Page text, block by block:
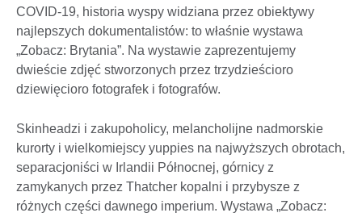
COVID-19, historia wyspy widziana przez obiektywy
najlepszych dokumentalistów: to właśnie wystawa
„Zobacz: Brytania”. Na wystawie zaprezentujemy
dwieście zdjęć stworzonych przez trzydzieścioro
dziewięcioro fotografek i fotografów.
Skinheadzi i zakupoholicy, melancholijne nadmorskie
kurorty i wielkomiejscy yuppies na najwyższych obrotach,
separacjoniści w Irlandii Północnej, górnicy z
zamykanych przez Thatcher kopalni i przybysze z
różnych części dawnego imperium. Wystawa „Zobacz: